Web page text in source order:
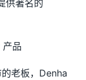
供著名的
品
老板，Denha